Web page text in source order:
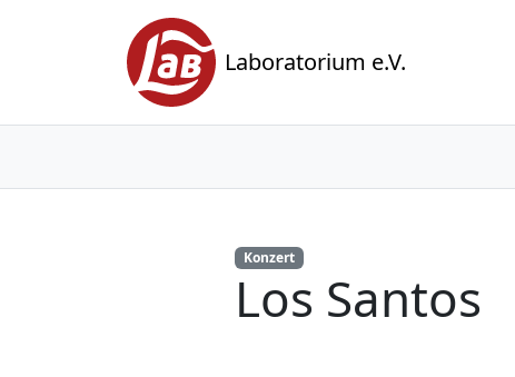
Laboratorium e.V.
Konzert
Los Santos